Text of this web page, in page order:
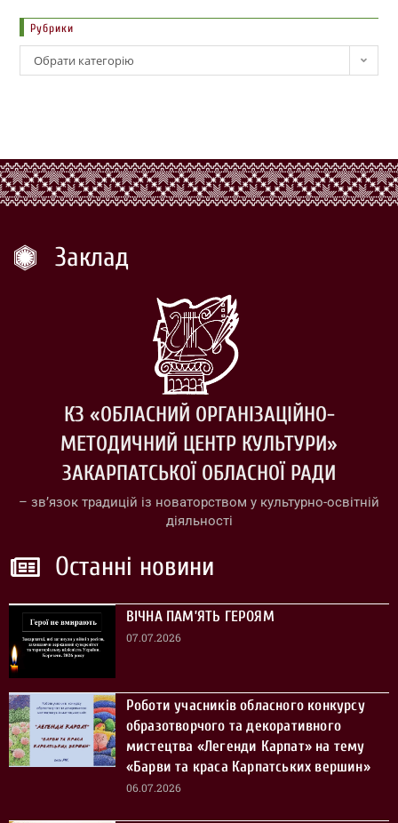
Рубрики
Обрати категорію
Заклад
КЗ «ОБЛАСНИЙ ОРГАНІЗАЦІЙНО-
МЕТОДИЧНИЙ ЦЕНТР КУЛЬТУРИ»
ЗАКАРПАТСЬКОЇ ОБЛАСНОЇ РАДИ
– зв’язок традицій із новаторством у культурно-освітній
діяльності
Останні новини
ВІЧНА ПАМ’ЯТЬ ГЕРОЯМ
07.07.2026
Роботи учасників обласного конкурсу
образотворчого та декоративного
мистецтва «Легенди Карпат» на тему
«Барви та краса Карпатських вершин»
06.07.2026